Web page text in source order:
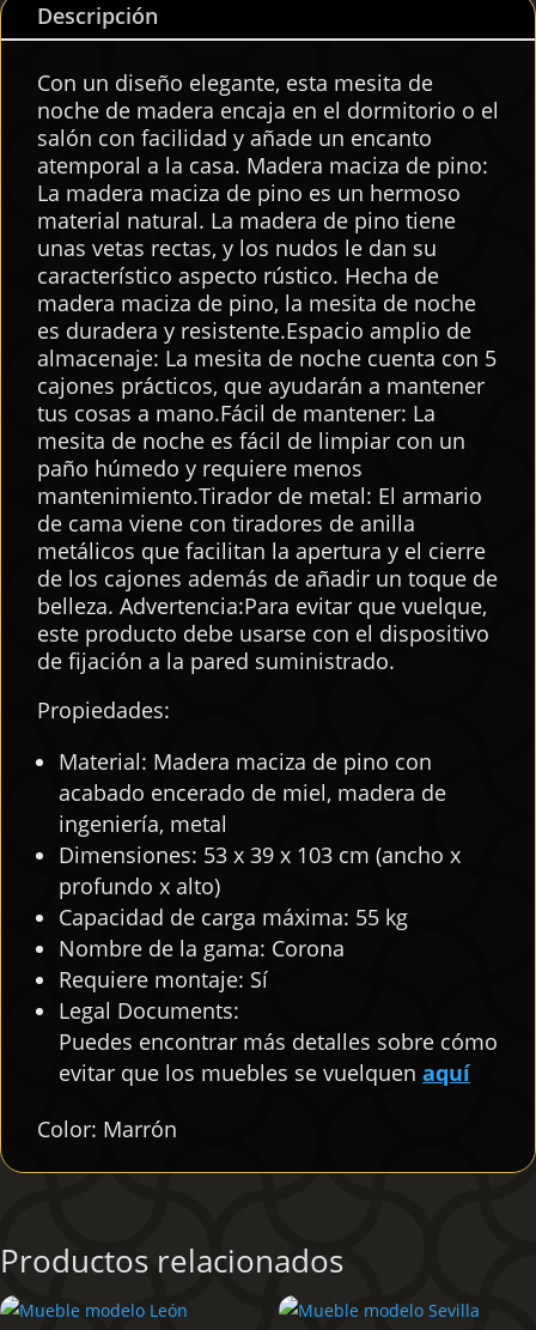
Descripción
Con un diseño elegante, esta mesita de
noche de madera encaja en el dormitorio o el
salón con facilidad y añade un encanto
atemporal a la casa. Madera maciza de pino:
La madera maciza de pino es un hermoso
material natural. La madera de pino tiene
unas vetas rectas, y los nudos le dan su
característico aspecto rústico. Hecha de
madera maciza de pino, la mesita de noche
es duradera y resistente.Espacio amplio de
almacenaje: La mesita de noche cuenta con 5
cajones prácticos, que ayudarán a mantener
tus cosas a mano.Fácil de mantener: La
mesita de noche es fácil de limpiar con un
paño húmedo y requiere menos
mantenimiento.Tirador de metal: El armario
de cama viene con tiradores de anilla
metálicos que facilitan la apertura y el cierre
de los cajones además de añadir un toque de
belleza. Advertencia:Para evitar que vuelque,
este producto debe usarse con el dispositivo
de fijación a la pared suministrado.
Propiedades:
Material: Madera maciza de pino con
acabado encerado de miel, madera de
ingeniería, metal
Dimensiones: 53 x 39 x 103 cm (ancho x
profundo x alto)
Capacidad de carga máxima: 55 kg
Nombre de la gama: Corona
Requiere montaje: Sí
Legal Documents:
Puedes encontrar más detalles sobre cómo
evitar que los muebles se vuelquen aquí
Color: Marrón
Productos relacionados